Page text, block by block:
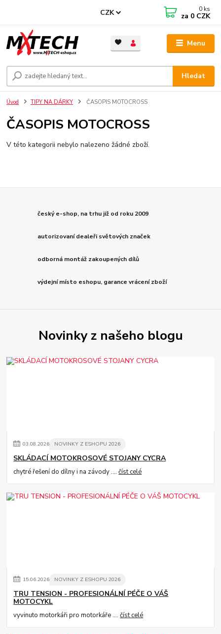
Menu
CZK
Hledat
0 ks
za 0 CZK
Úvod TIPY NA DÁRKY ČASOPIS MOTOCROSS
ČASOPIS MOTOCROSS
V této kategorii nebylo nalezeno žádné zboží.
český e-shop, na trhu již od roku 2009
autorizovaní dealeři světových značek
odborná montáž zakoupených dílů
výdejní místo eshopu, garance vrácení zboží
Novinky z našeho blogu
03.08.2026 NOVINKY Z ESHOPU 2026
SKLÁDACÍ MOTOKROSOVÉ STOJANY CYCRA
chytré řešení do dílny i na závody ....číst celé
15.06.2026 NOVINKY Z ESHOPU 2026
TRU TENSION - PROFESIONÁLNÍ PÉČE O VÁŠ
MOTOCYKL
vyvinuto motorkáři pro motorkáře ....číst celé